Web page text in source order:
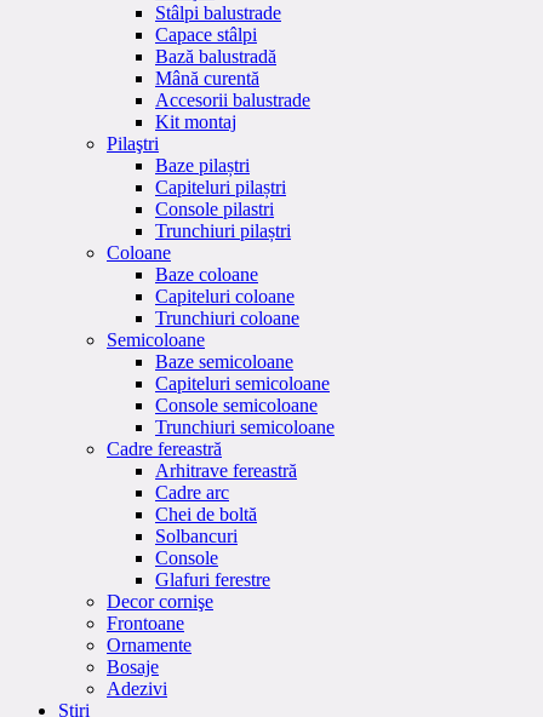
Stâlpi balustrade
Capace stâlpi
Bază balustradă
Mână curentă
Accesorii balustrade
Kit montaj
Pilaştri
Baze pilaștri
Capiteluri pilaștri
Console pilastri
Trunchiuri pilaștri
Coloane
Baze coloane
Capiteluri coloane
Trunchiuri coloane
Semicoloane
Baze semicoloane
Capiteluri semicoloane
Console semicoloane
Trunchiuri semicoloane
Cadre fereastră
Arhitrave fereastră
Cadre arc
Chei de boltă
Solbancuri
Console
Glafuri ferestre
Decor cornişe
Frontoane
Ornamente
Bosaje
Adezivi
Stiri